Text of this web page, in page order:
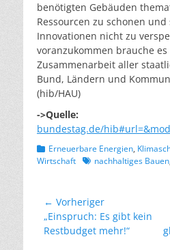
benötigten Gebäuden
Ressourcen zu schonen
Innovationen nicht zu
voranzukommen brauche
Zusammenarbeit aller
Bund, Ländern und
(hib/HAU)
->Quelle:
bundestag.de/
Kategorien
Erneuerbare Energien,
Wirtschaft Schlagworte
nachhaltiges Bauen
Beitragsnavigation
← Vorheriger
Vorheriger
Beitrag:
„Einspruch: Es gibt kein
Restbudget mehr!“